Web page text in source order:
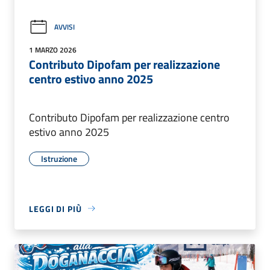
AVVISI
1 MARZO 2026
Contributo Dipofam per realizzazione
centro estivo anno 2025
Contributo Dipofam per realizzazione centro
estivo anno 2025
Istruzione
LEGGI DI PIÙ